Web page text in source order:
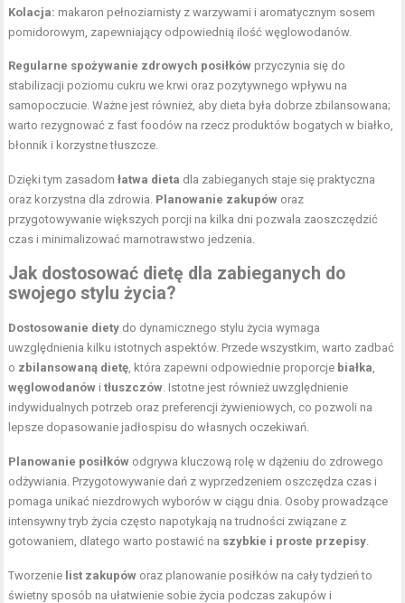
Kolacja: makaron pełnoziarnisty z warzywami i aromatycznym sosem
pomidorowym, zapewniający odpowiednią ilość węglowodanów.
Regularne spożywanie zdrowych posiłków przyczynia się do
stabilizacji poziomu cukru we krwi oraz pozytywnego wpływu na
samopoczucie. Ważne jest również, aby dieta była dobrze zbilansowana;
warto rezygnować z fast foodów na rzecz produktów bogatych w białko,
błonnik i korzystne tłuszcze.
Dzięki tym zasadomłatwa dieta dla zabieganych staje się praktyczna
oraz korzystna dla zdrowia. Planowanie zakupów oraz
przygotowywanie większych porcji na kilka dni pozwala zaoszczędzić
czas i minimalizować marnotrawstwo jedzenia.
Jak dostosować dietę dla zabieganych do
swojego stylu życia?
Dostosowanie diety do dynamicznego stylu życia wymaga
uwzględnienia kilku istotnych aspektów. Przede wszystkim, warto zadbać
o zbilansowaną dietę , która zapewni odpowiednie proporcje białka
węglowodanów itłuszczów . Istotne jest również uwzględnienie
indywidualnych potrzeb oraz preferencji żywieniowych, co pozwoli na
lepsze dopasowanie jadłospisu do własnych oczekiwań.
Planowanie posiłków odgrywa kluczową rolę w dążeniu do zdrowego
odżywiania. Przygotowywanie dań z wyprzedzeniem oszczędza czas i
pomaga unikać niezdrowych wyborów w ciągu dnia. Osoby prowadzące
intensywny tryb życia często napotykają na trudności związane z
gotowaniem, dlatego warto postawić na szybkie i proste przepisy
Tworzenie list zakupów oraz planowanie posiłków na cały tydzień to
świetny sposób na ułatwienie sobie życia podczas zakupów i